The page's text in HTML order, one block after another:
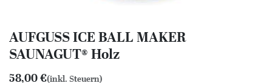
AUFGUSS ICE BALL MAKER
SAUNAGUT® Holz
58,00€(inkl. Steuern)